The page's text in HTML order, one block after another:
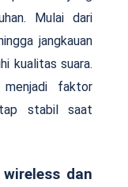
Mulai dari
jangkauan
kualitas suara.
faktor
stabil saat
dan